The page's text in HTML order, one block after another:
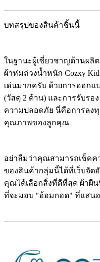
บทสรุปของสินค้าชิ้นนี้
ในฐานะผู้เชี่ยวชาญด้านผลิ
ผ้าห่มถ่วงน้ำหนัก Cozxy
เด่นมากครับ ด้วยการออกแ
(วัสดุ 2 ด้าน) และการรับรอ
ความปลอดภัย นี่คือการลง
คุณภาพของลูกคุณ
อย่าลืมว่าคุณสามารถเช็คค
ของสินค้ากลุ่มนี้ได้ที่เว็บจัด
คุณได้เลือกสิ่งที่ดีที่สุด ผ้าผื
ที่จะมอบ "อ้อมกอด" ที่แสน